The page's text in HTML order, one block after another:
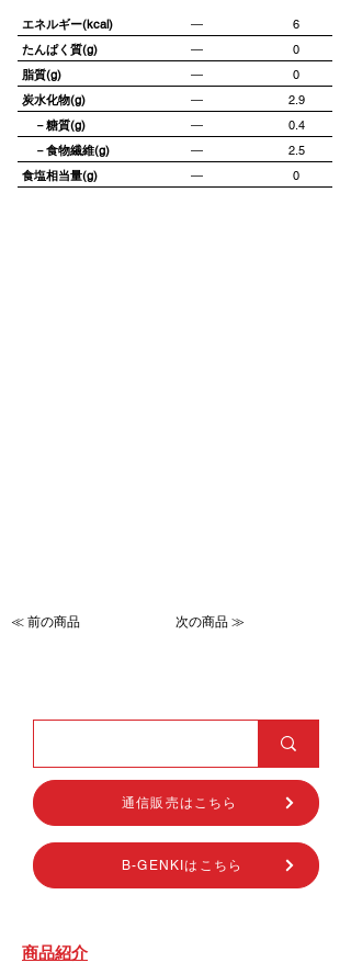
エネルギー(kcal) ―
6
たんぱく質(g)
―
0
脂質(g)
―
0
炭水化物(g)
―
2.9
－糖質(g)
―
0.4
－食物繊維(g)
―
2.5
食塩相当量(g)
― 0
≪ 前の商品 次の商品 ≫
通信販売はこちら
B-GENKIはこちら
商品紹介